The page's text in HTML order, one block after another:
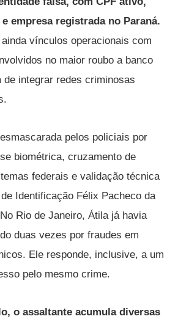
empresa registrada no Paraná.
ainda vínculos operacionais com
no maior roubo a banco
de integrar redes criminosas
pelos policiais por
biométrica, cruzamento de
federais e validação técnica
Identificação Félix Pacheco da
Rio de Janeiro, Átila já havia
duas vezes por fraudes em
Ele responde, inclusive, a um
pelo mesmo crime.
o assaltante acumula diversas